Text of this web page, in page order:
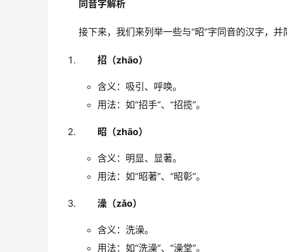
同音字解析
接下来，我们来列举一些与“昭”字同音的汉字，并
招（zhāo）
含义：吸引、呼唤。
用法：如“招手”、“招揽”。
昭（zhāo）
含义：明显、显著。
用法：如“昭著”、“昭彰”。
澡（zǎo）
含义：洗澡。
用法：如“洗澡”、“澡堂”。